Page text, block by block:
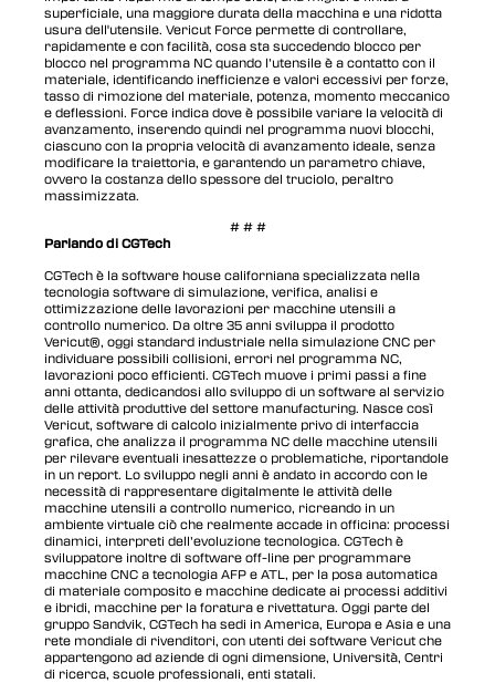
superficiale, una maggiore durata della macchina e una ridotta
usura dell'utensile. Vericut Force permette di controllare,
rapidamente e con facilità, cosa sta succedendo blocco per
blocco nel programma NC quando l’utensile è a contatto con il
materiale, identificando inefficienze e valori eccessivi per forze,
tasso di rimozione del materiale, potenza, momento meccanico
e deflessioni. Force indica dove è possibile variare la velocità di
avanzamento, inserendo quindi nel programma nuovi blocchi,
ciascuno con la propria velocità di avanzamento ideale, senza
modificare la traiettoria, e garantendo un parametro chiave,
ovvero la costanza dello spessore del truciolo, peraltro
massimizzata.
# # #
Parlando di CGTech
CGTech è la software house californiana specializzata nella
tecnologia software di simulazione, verifica, analisi e
ottimizzazione delle lavorazioni per macchine utensili a
controllo numerico. Da oltre 35 anni sviluppa il prodotto
Vericut®, oggi standard industriale nella simulazione CNC per
individuare possibili collisioni, errori nel programma NC,
lavorazioni poco efficienti. CGTech muove i primi passi a fine
anni ottanta, dedicandosi allo sviluppo di un software al servizio
delle attività produttive del settore manufacturing. Nasce così
Vericut, software di calcolo inizialmente privo di interfaccia
grafica, che analizza il programma NC delle macchine utensili
per rilevare eventuali inesattezze o problematiche, riportandole
in un report. Lo sviluppo negli anni è andato in accordo con le
necessità di rappresentare digitalmente le attività delle
macchine utensili a controllo numerico, ricreando in un
ambiente virtuale ciò che realmente accade in officina: processi
dinamici, interpreti dell’evoluzione tecnologica. CGTech è
sviluppatore inoltre di software off-line per programmare
macchine CNC a tecnologia AFP e ATL, per la posa automatica
di materiale composito e macchine dedicate ai processi additivi
e ibridi, macchine per la foratura e rivettatura. Oggi parte del
gruppo Sandvik, CGTech ha sedi in America, Europa e Asia e una
rete mondiale di rivenditori, con utenti dei software Vericut che
appartengono ad aziende di ogni dimensione, Università, Centri
di ricerca, scuole professionali, enti statali.